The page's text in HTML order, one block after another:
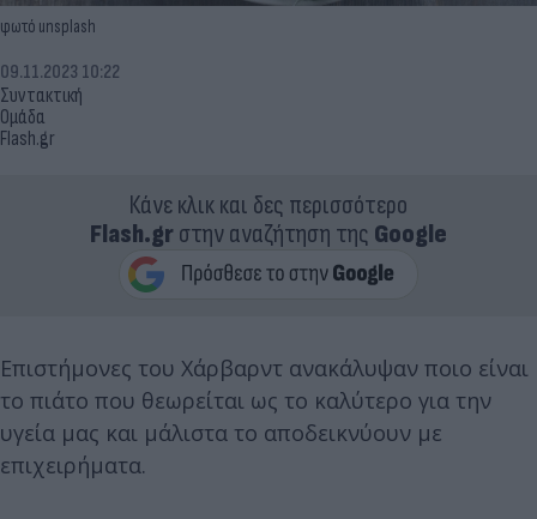
φωτό unsplash
Συντακτική
Ομάδα
Flash.gr
09.11.2023 10:22
Κάνε κλικ και δες περισσότερο
Flash.grστην αναζήτηση της Google
Επιστήμονες του Χάρβαρντ ανακάλυψαν ποιο είναι
το πιάτο που θεωρείται ως το καλύτερο για την
υγεία μας και μάλιστα το αποδεικνύουν με
επιχειρήματα.